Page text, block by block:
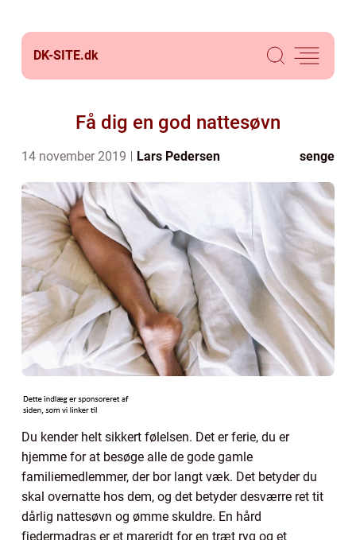
DK-SITE.dk
Få dig en god nattesøvn
14 november 2019 Lars Pedersen senge
Du kender helt sikkert følelsen. Det er ferie, du er
hjemme for at besøge alle de gode gamle
familiemedlemmer, der bor langt væk. Det betyder du
skal overnatte hos dem, og det betyder desværre ret tit
dårlig nattesøvn og ømme skuldre. En hård
fjedermadras er et mareridt for en træt ryg og et